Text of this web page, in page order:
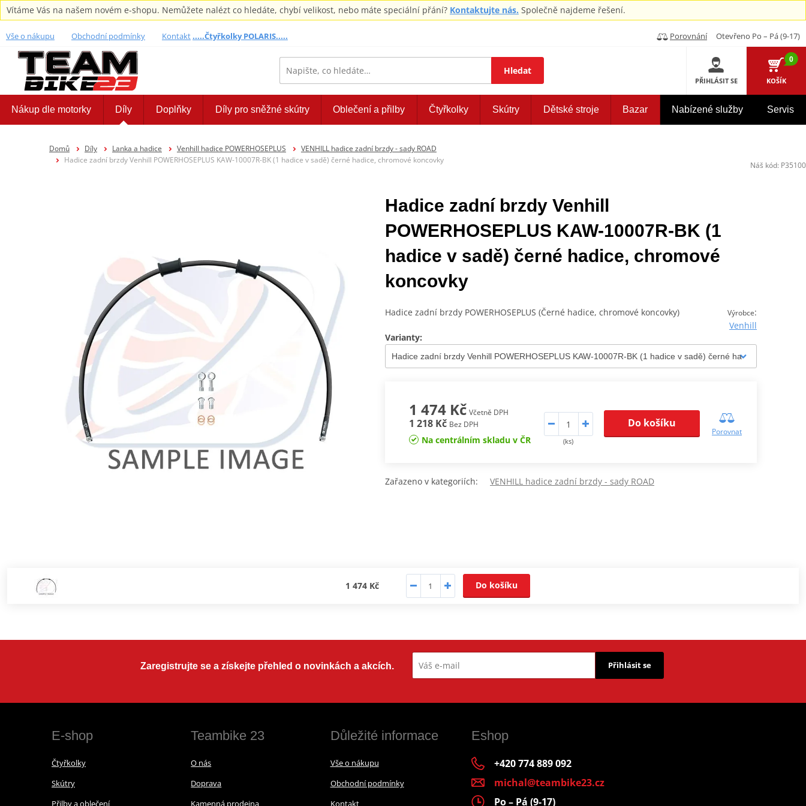
Vítáme Vás na našem novém e-shopu. Nemůžete nalézt co hledáte, chybí velikost, nebo máte speciální přání? Kontaktujte nás. Společně najdeme řešení.
Vše o nákupu Obchodní podmínky Kontakt.....Čtyřkolky POLARIS..... Porovnání Otevřeno Po – Pá (9-17)
Hledat
PŘIHLÁSIT SE
0
KOŠÍK
Nákup dle motorky Díly Doplňky Díly pro sněžné skútry Oblečení a přilby Čtyřkolky Skútry Dětské stroje Bazar Nabízené služby Servis
Domů Díly Lanka a hadice Venhill hadice POWERHOSEPLUS
VENHILL hadice zadní brzdy - sady ROAD
Hadice zadní brzdy Venhill POWERHOSEPLUS KAW-10007R-BK (1 hadice v sadě) černé hadice, chromové koncovky
Hadice zadní brzdy Venhill
POWERHOSEPLUS KAW-10007R-BK (1
hadice v sadě) černé hadice, chromové
koncovky
Výrobce:
Venhill
Hadice zadní brzdy POWERHOSEPLUS (Černé hadice, chromové koncovky)
Varianty:
1 474 Kč Včetně DPH
1 218 Kč Bez DPH
Na centrálním skladu v ČR (ks)
Do košíku
Porovnat
Zařazeno v kategoriích: VENHILL hadice zadní brzdy - sady ROAD
1 474 Kč Do košíku
Náš kód: P35100
Zaregistrujte se a získejte přehled o novinkách a akcích. Přihlásit se
E-shop
Čtyřkolky
Skútry
Přilby a oblečení
Teambike 23
O nás
Doprava
Kamenná prodejna
Důležité informace
Vše o nákupu
Obchodní podmínky
Kontakt
Eshop
+420 774 889 092
michal@teambike23.cz
Po – Pá (9-17)